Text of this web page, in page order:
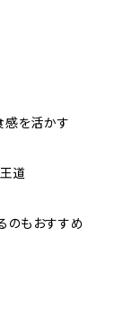
感を活かす
道
のもおすすめ